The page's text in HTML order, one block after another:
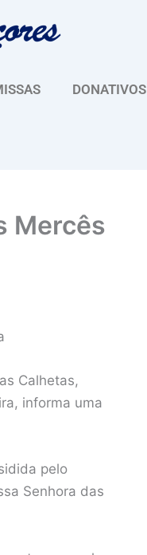
DONATIVOS
Mercês
Calhetas,
informa uma
pelo
Senhora das